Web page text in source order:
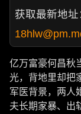
获取最新地
亿万富豪何昌秋
光，背地里却把
军医背景，两人
夫长期家暴、出